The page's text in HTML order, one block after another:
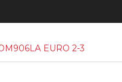
EURO 2-3